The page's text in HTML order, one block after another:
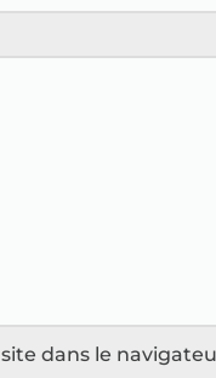
dans le